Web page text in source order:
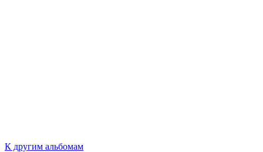
К другим альбомам